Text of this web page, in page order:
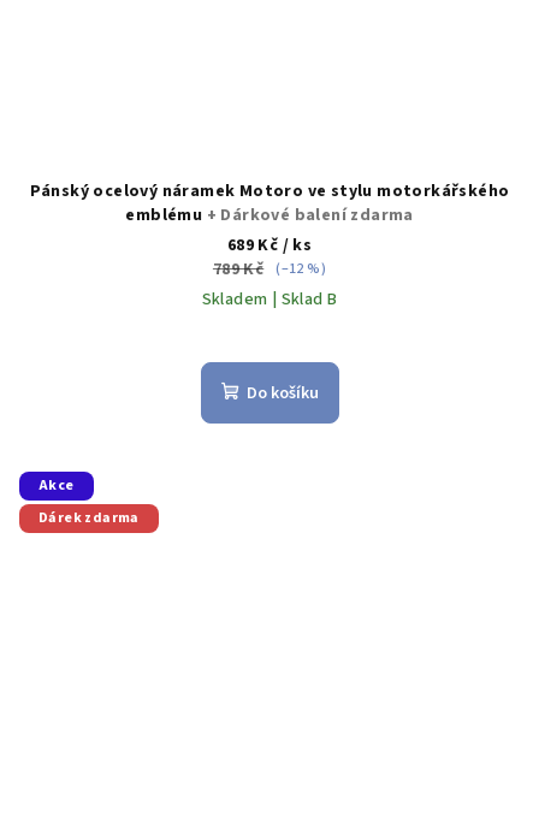
Pánský ocelový náramek Motoro ve stylu motorkářského
emblému + Dárkové balení zdarma
689 Kč / ks
789 Kč (–12 %)
Skladem | Sklad B
Do košíku
Akce
Dárek zdarma